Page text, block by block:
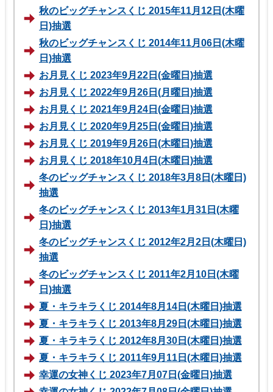
秋のビッグチャンスくじ 2015年11月12日(木曜
日)抽選
秋のビッグチャンスくじ 2014年11月06日(木曜
日)抽選
お月見くじ 2023年9月22日(金曜日)抽選
お月見くじ 2022年9月26日(月曜日)抽選
お月見くじ 2021年9月24日(金曜日)抽選
お月見くじ 2020年9月25日(金曜日)抽選
お月見くじ 2019年9月26日(木曜日)抽選
お月見くじ 2018年10月4日(木曜日)抽選
冬のビッグチャンスくじ 2018年3月8日(木曜日)
抽選
冬のビッグチャンスくじ 2013年1月31日(木曜
日)抽選
冬のビッグチャンスくじ 2012年2月2日(木曜日)
抽選
冬のビッグチャンスくじ 2011年2月10日(木曜
日)抽選
夏・キラキラくじ 2014年8月14日(木曜日)抽選
夏・キラキラくじ 2013年8月29日(木曜日)抽選
夏・キラキラくじ 2012年8月30日(木曜日)抽選
夏・キラキラくじ 2011年9月11日(木曜日)抽選
幸運の女神くじ 2023年7月07日(金曜日)抽選